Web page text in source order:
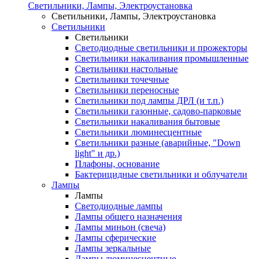
Светильники, Лампы, Электроустановка
Светильники, Лампы, Электроустановка
Светильники
Светильники
Светодиодные светильники и прожекторы
Светильники накаливания промышленные
Светильники настольные
Светильники точечные
Светильники переносные
Светильники под лампы ДРЛ (и т.п.)
Светильники газонные, садово-парковые
Светильники накаливания бытовые
Светильники люминесцентные
Светильники разные (аварийные, "Down
light" и др.)
Плафоны, основание
Бактерицидные светильники и облучатели
Лампы
Лампы
Светодиодные лампы
Лампы общего назначения
Лампы миньон (свеча)
Лампы сферические
Лампы зеркальные